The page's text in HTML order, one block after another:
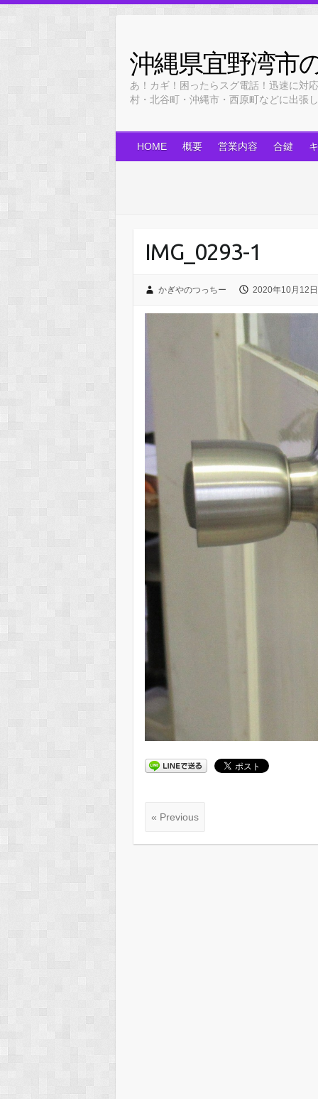
content
沖縄県宜野湾市
あ！カギ！困ったらスグ電話！迅速に対
村・北谷町・沖縄市・西原町などに出
HOME 概要 営業内容 合鍵
IMG_0293-1
かぎやのつっちー 2020年10月12日
« Previous